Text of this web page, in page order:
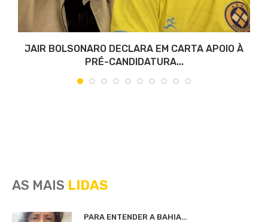
JAIR BOLSONARO DECLARA EM CARTA APOIO À
PRÉ-CANDIDATURA...
AS MAIS LIDAS
PARA ENTENDER A BAHIA…